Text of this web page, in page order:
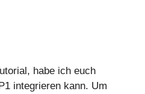
habe ich euch
integrieren kann. Um